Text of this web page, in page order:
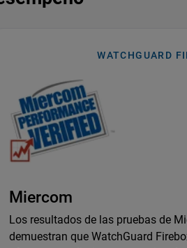
WATCHGUARD
Miercom
Los resultados de las pruebas de
demuestran que WatchGuard